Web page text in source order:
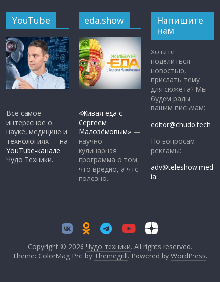
YouTube
Всё самое
интересное о
науке, медицине и
технологиях — на
YouTube-канале
Чудо Техники.
eda.show
«Живая еда с
Сергеем
Малозёмовым» —
научно-
кулинарная
программа о том,
что вредно, а что
полезно.
Напишите
нам
Хотите
поделиться
новостью,
прислать тему
для сюжета? Мы
будем рады
вашим письмам:
editor@chudo.tech
По вопросам
рекламы:
adv@teleshow.med
ia
Copyright © 2026 Чудо техники. All rights reserved.
Theme: ColorMag Pro by Themegrill. Powered byWordPress.